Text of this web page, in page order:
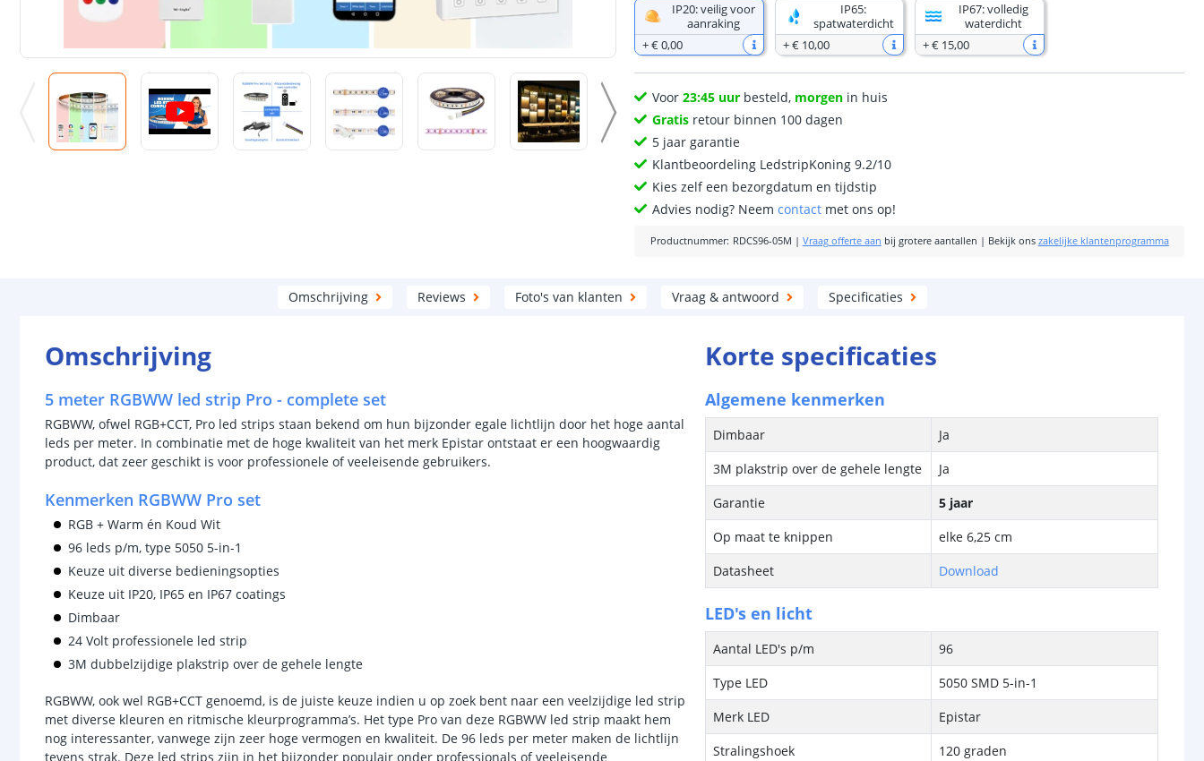
IP20: veilig voor
aanraking
+€ 0,00
IP65:
spatwaterdicht
+€ 10,00
IP67: volledig
waterdicht
+€ 15,00
Voor23:45 uur besteld, morgen in huis
Gratis retour binnen 100 dagen
5 jaar garantie
Klantbeoordeling LedstripKoning 9.2/10
Kies zelf een bezorgdatum en tijdstip
Advies nodig? Neemcontact met ons op!
Productnummer: RDCS96-05M | Vraag offerte aan bij grotere aantallen | Bekijk ons zakelijke klantenprogramma
Omschrijving Reviews Foto's van klanten Vraag & antwoord Specificaties
Omschrijving
5 meter RGBWW led strip Pro - complete set
RGBWW, ofwel RGB+CCT, Pro led strips staan bekend om hun bijzonder egale lichtlijn door het hoge aantal
leds per meter. In combinatie met de hoge kwaliteit van het merk Epistar ontstaat er een hoogwaardig
product, dat zeer geschikt is voor professionele of veeleisende gebruikers.
Kenmerken RGBWW Pro set
RGB + Warm én Koud Wit
96 leds p/m, type 5050 5-in-1
Keuze uit diverse bedieningsopties
Keuze uit IP20, IP65 en IP67 coatings
Dimbaar
24 Volt professionele led strip
3M dubbelzijdige plakstrip over de gehele lengte
RGBWW, ook wel RGB+CCT genoemd, is de juiste keuze indien u op zoek bent naar een veelzijdige led strip
met diverse kleuren en ritmische kleurprogramma’s. Het type Pro van deze RGBWW led strip maakt hem
nog interessanter, vanwege zijn zeer hoge vermogen en kwaliteit. De 96 leds per meter maken de lichtlijn
tevens strak. Deze led strips zijn in het bijzonder populair onder professionals of veeleisende
Korte specificaties
Algemene kenmerken
Dimbaar
Ja
3M plakstrip over de gehele lengte
Ja
Garantie
5 jaar
Op maat te knippen
elke 6,25 cm
Datasheet
Download
LED's en licht
Aantal LED's p/m
96
Type LED
5050 SMD 5-in-1
Merk LED
Epistar
Stralingshoek
120 graden